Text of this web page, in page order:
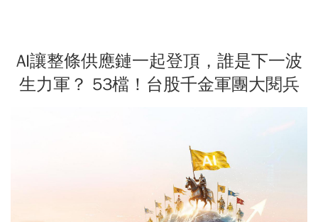
AI讓整條供應鏈一起登頂，誰是下一波
生力軍？ 53檔！台股千金軍團大閱兵